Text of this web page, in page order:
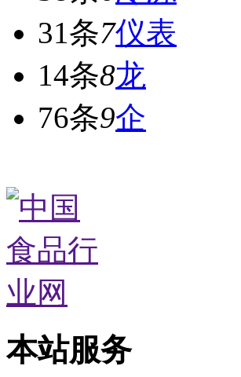
31条7仪表
14条8龙
76条9企
本站服务